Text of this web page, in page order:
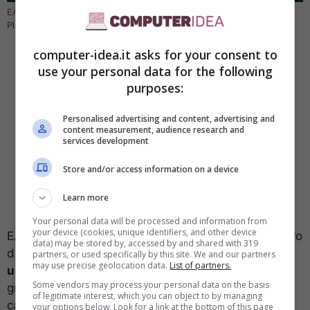
EA Sports FC 24 è uno dei giochi della line-up di maggio PlayStation
Plus – Credit: blog.it.playstation.com – (Computer-Idea.it)
EA Sports FC 24 segna sicuramente l’inizio del futuro
del calcio. Il titolo di Electronic Arts promette
un’esperienza di calcio più realistica di sempre
grazie alla presenza dei migliori calciatori al mondo,
campionati e competizioni su scala globale. Ogni
computer-idea.it asks for your consent to
use your personal data for the following
purposes:
Personalised advertising and content, advertising and
content measurement, audience research and
services development
Store and/or access information on a device
Learn more
Your personal data will be processed and information from
your device (cookies, unique identifiers, and other device
data) may be stored by, accessed by and shared with 319
partners, or used specifically by this site. We and our partners
may use precise geolocation data. List of partners.
Some vendors may process your personal data on the basis
of legitimate interest, which you can object to by managing
your options below. Look for a link at the bottom of this page